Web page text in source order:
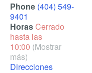
Phone (404) 549-
9401
HorasCerrado
hasta las
10:00 (Mostrar
más)
Direcciones